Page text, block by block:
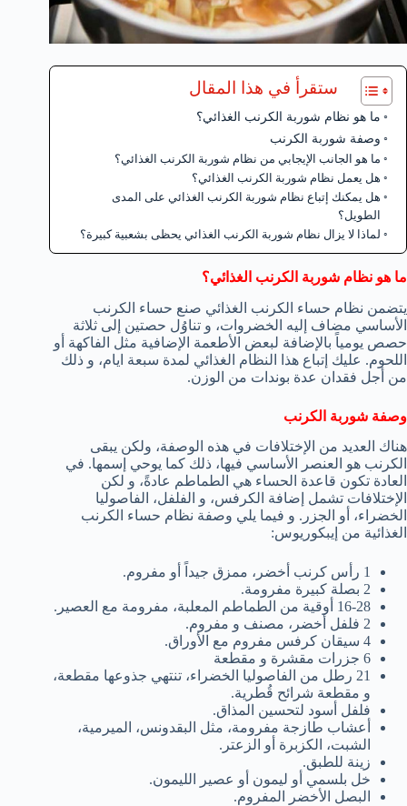
ستقرأ في هذا المقال
ما هو نظام شوربة الكرنب الغذائي؟
وصفة شوربة الكرنب
ما هو الجانب الإيجابي من نظام شوربة الكرنب الغذائي؟
هل يعمل نظام شوربة الكرنب الغذائي؟
هل يمكنك إتباع نظام شوربة الكرنب الغذائي على المدى
الطويل؟
لماذا لا يزال نظام شوربة الكرنب الغذائي يحظى بشعبية كبيرة؟
ما هو نظام شوربة الكرنب الغذائي؟
يتضمن نظام حساء الكرنب الغذائي صنع حساء الكرنب
الأساسي مضاف إليه الخضروات، و تناوُل حصتين إلى ثلاثة
حصص يومياً بالإضافة لبعض الأطعمة الإضافية مثل الفاكهة أو
اللحوم. عليك إتباع هذا النظام الغذائي لمدة سبعة ايام، و ذلك
من أجل فقدان عدة بوندات من الوزن.
وصفة شوربة الكرنب
هناك العديد من الإختلافات في هذه الوصفة، ولكن يبقى
الكرنب هو العنصر الأساسي فيها، ذلك كما يوحي إسمها. في
العادة تكون قاعدة الحساء هي الطماطم عادةً، و لكن
الإختلافات تشمل إضافة الكرفس، و الفلفل، الفاصوليا
الخضراء، أو الجزر. و فيما يلي وصفة نظام حساء الكرنب
الغذائية من إيبكوريوس:
1 رأس كرنب أخضر، ممزق جيداً أو مفروم.
2 بصلة كبيرة مفرومة.
16-28 أوقية من الطماطم المعلبة، مفرومة مع العصير.
2 فلفل أخضر، مصنف و مفروم.
4 سيقان كرفس مفروم مع الأوراق.
6 جزرات مقشرة و مقطعة
21 رطل من الفاصوليا الخضراء، تنتهي جذوعها مقطعة،
و مقطعة شرائح قُطرية.
فلفل أسود لتحسين المذاق.
أعشاب طازجة مفرومة، مثل البقدونس، الميرمية،
الشبت، الكزبرة أو الزعتر.
زينة للطبق.
خل بلسمي أو ليمون أو عصير الليمون.
البصل الأخضر المفروم.